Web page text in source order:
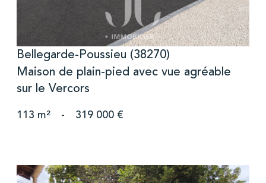
Bellegarde-Poussieu (38270)
Maison de plain-pied avec vue agréable
sur le Vercors
113 m² - 319 000 €